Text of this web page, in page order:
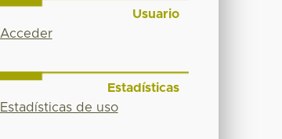
Usuario
Acceder
Estadísticas
Estadísticas de uso